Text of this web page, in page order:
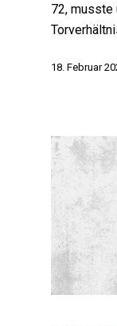
72, musste
18. Februar